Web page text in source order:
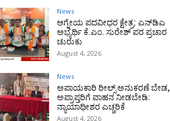
News
ಆಗ್ನೇಯ ಪದವೀಧರ ಕ್ಷೇತ್ರ: ಎನ್‌ಡಿಎ
ಅಭ್ಯರ್ಥಿ ಕೆ.ಎಂ. ಸುರೇಶ್ ಪರ ಪ್ರಚಾರ
ಚುರುಕು
August 4, 2026
News
ಅಪಾಯಕಾರಿ ರೀಲ್ಸ್ ಅನುಕರಣೆ ಬೇಡ,
ಅಪ್ರಾಪ್ತರಿಗೆ ವಾಹನ ನೀಡಬೇಡಿ:
ನ್ಯಾಯಾಧೀಶರ ಎಚ್ಚರಿಕೆ
August 4, 2026